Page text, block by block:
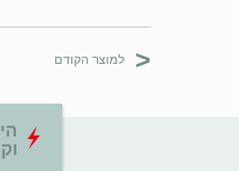
< למוצר הקודם